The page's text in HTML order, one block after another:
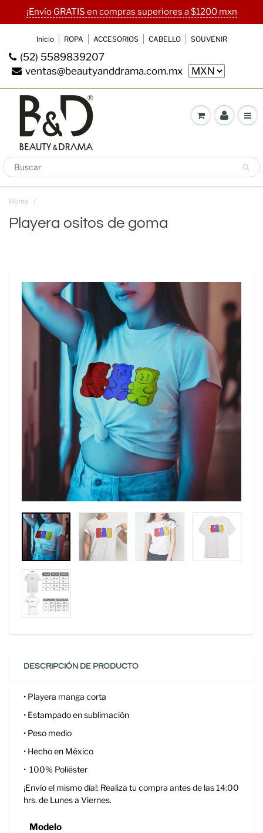
SUSCRIBETE A NUESTRO
RegÍstrate con tu mail para recibir ofertas y
cupones antes que nadie.
¡Envío GRATIS en compras superiores a $1200 mxn
Inicio ROPA ACCESORIOS CABELLO SOUVENIR
(52) 5589839207
ventas@beautyanddrama.com.mx
Home
Playera ositos de goma
DESCRIPCIÓN DE PRODUCTO
• Playera manga corta
• Estampado en sublimación
• Peso medio
• Hecho en México
• 100% Poliéster
¡Envío el mismo día!: Realiza tu compra antes de las 14:00
hrs. de Lunes a Viernes.
Modelo